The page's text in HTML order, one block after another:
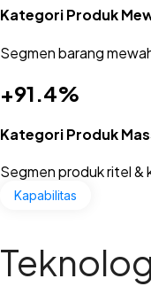
Kategori Produk
Segmen barang
+91.4%
Kategori Produk
Segmen produk ritel &
Kapabilitas